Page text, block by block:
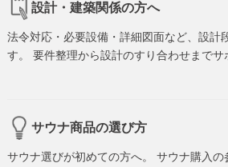
設計・建築関係の方へ
法令対応・必要設備・詳細図面など、設計
す。 要件整理から設計のすり合わせまでサ
サウナ商品の選び方
サウナ選びが初めての方へ。 サウナ購入の